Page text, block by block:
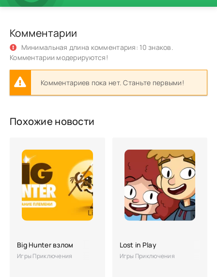
Комментарии
Минимальная длина комментария: 10 знаков.
Комментарии модерируются!
Комментариев пока нет. Станьте первыми!
Похожие новости
Big Hunter взлом
Игры Приключения
Lost in Play
Игры Приключения